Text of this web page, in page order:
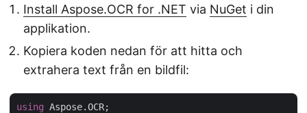
Install Aspose.OCR for .NET via NuGet i din
applikation.
Kopiera koden nedan för att hitta och
extrahera text från en bildfil:
using Aspose.OCR;